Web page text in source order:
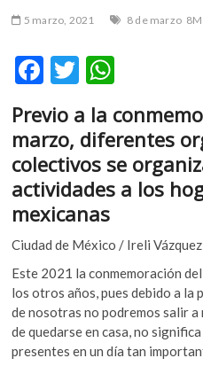
5 marzo, 2021 8 de marzo 8M
F
ac
e
b
o
o
k
T
w
itt
er
at
s
A
p
Previo a la
marzo, diferentes
colectivos se
actividades a los
mexicanas
Ciudad de México / Ireli Vázquez
Este 2021 la conmemoración
los otros años, pues debido a la
de nosotras no podremos salir a
de quedarse en casa, no
presentes en un día tan